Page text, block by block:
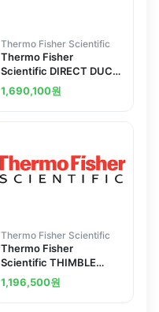
Thermo Fisher Scientific
Thermo Fisher
Scientific DIRECT DUCT
EXHAUST TRANSITION
1,690,100원
Thermo Fisher Scientific
Thermo Fisher
Scientific THIMBLE
DUCT EXHAUST
TRANSITIO
1,196,500원